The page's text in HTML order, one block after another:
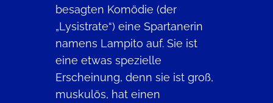
besagten Komödie (der
„Lysistrate“) eine Spartanerin
namens Lampito auf. Sie ist
eine etwas spezielle
Erscheinung, denn sie ist groß,
muskulös, hat einen